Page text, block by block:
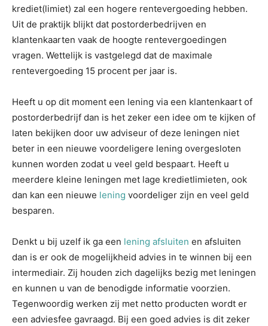
krediet(limiet) zal een hogere rentevergoeding hebben.
Uit de praktijk blijkt dat postorderbedrijven en
klantenkaarten vaak de hoogte rentevergoedingen
vragen. Wettelijk is vastgelegd dat de maximale
rentevergoeding 15 procent per jaar is.
Heeft u op dit moment een lening via een klantenkaart of
postorderbedrijf dan is het zeker een idee om te kijken of
laten bekijken door uw adviseur of deze leningen niet
beter in een nieuwe voordeligere lening overgesloten
kunnen worden zodat u veel geld bespaart. Heeft u
meerdere kleine leningen met lage kredietlimieten, ook
dan kan een nieuwe lening voordeliger zijn en veel geld
besparen.
Denkt u bij uzelf ik ga een lening afsluiten en afsluiten
dan is er ook de mogelijkheid advies in te winnen bij een
intermediair. Zij houden zich dagelijks bezig met leningen
en kunnen u van de benodigde informatie voorzien.
Tegenwoordig werken zij met netto producten wordt er
een adviesfee gavraagd. Bij een goed advies is dit zeker